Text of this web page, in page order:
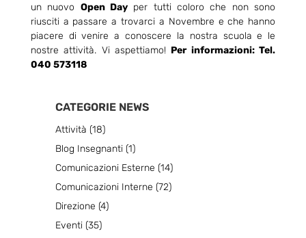
un nuovo Open Dayper tutti coloro che non sono
riusciti a passare a trovarci a Novembre e che hanno
piacere di venire a conoscere la nostra scuola e le
nostre attività. Vi aspettiamo! Per informazioni: Tel.
040 573118
CATEGORIE NEWS
Attività (18)
Blog Insegnanti(1)
Comunicazioni Esterne (14)
Comunicazioni Interne (72)
Direzione (4)
Eventi(35)